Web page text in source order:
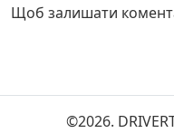
Щоб залишати
©2026.